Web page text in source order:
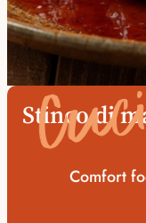
Stinco di
Comfort